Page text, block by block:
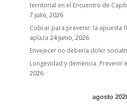
territorial en el Encuentro de
7 julio, 2026
Cobrar para prevenir: la apuesta
aplaza 24 junio, 2026
Envejecer no debería doler
Longevidad y demencia. Prevenir
2026
agosto